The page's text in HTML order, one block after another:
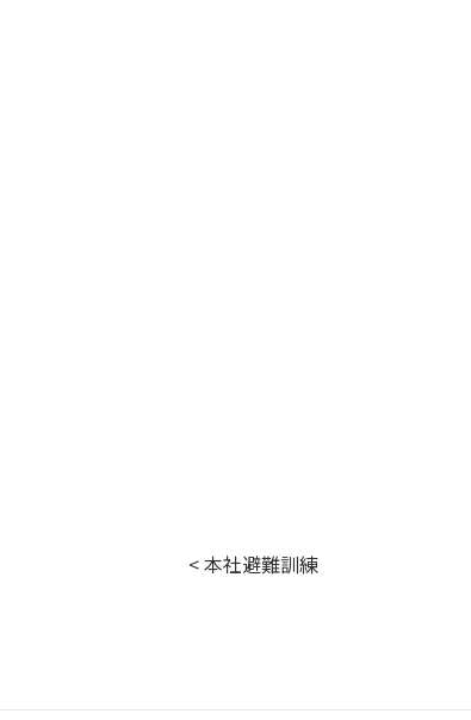
< 本社避難訓練